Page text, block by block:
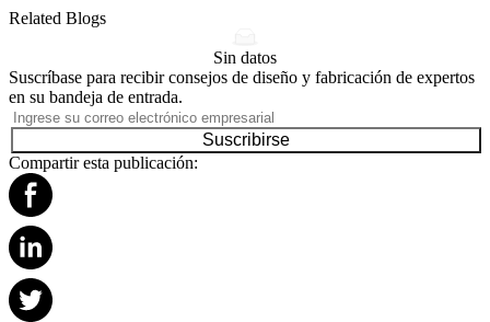
Related Blogs
Sin datos
Suscríbase para recibir consejos de diseño y fabricación de expertos
en su bandeja de entrada.
Suscribirse
Compartir esta publicación: